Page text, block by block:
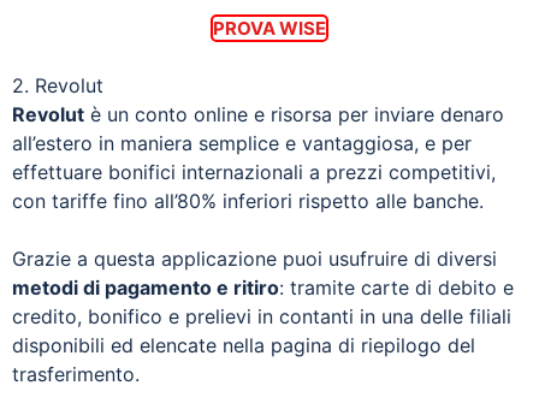
PROVA WISE
2. Revolut
Revolut è un conto online e risorsa per inviare denaro
all’estero in maniera semplice e vantaggiosa, e per
effettuare bonifici internazionali a prezzi competitivi,
con tariffe fino all’80% inferiori rispetto alle banche.
Grazie a questa applicazione puoi usufruire di diversi
metodi di pagamento e ritiro: tramite carte di debito e
credito, bonifico e prelievi in contanti in una delle filiali
disponibili ed elencate nella pagina di riepilogo del
trasferimento.